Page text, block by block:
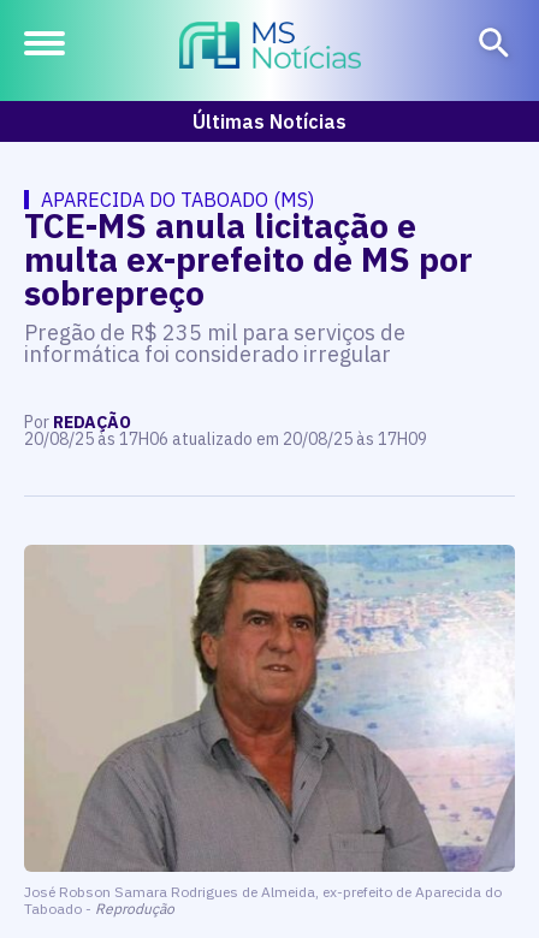
Últimas Notícias
APARECIDA DO TABOADO (MS)
TCE-MS anula licitação e
multa ex-prefeito de MS por
sobrepreço
Pregão de R$ 235 mil para serviços de
informática foi considerado irregular
Por REDAÇÃO
20/08/25 às 17H06 atualizado em 20/08/25 às 17H09
José Robson Samara Rodrigues de Almeida, ex-prefeito de Aparecida do
Taboado - Reprodução